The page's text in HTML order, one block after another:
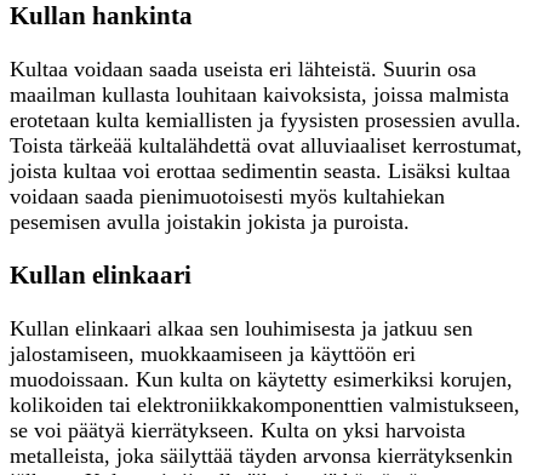
Kullan hankinta
Kultaa voidaan saada useista eri lähteistä. Suurin osa
maailman kullasta louhitaan kaivoksista, joissa malmista
erotetaan kulta kemiallisten ja fyysisten prosessien avulla.
Toista tärkeää kultalähdettä ovat alluviaaliset kerrostumat,
joista kultaa voi erottaa sedimentin seasta. Lisäksi kultaa
voidaan saada pienimuotoisesti myös kultahiekan
pesemisen avulla joistakin jokista ja puroista.
Kullan elinkaari
Kullan elinkaari alkaa sen louhimisesta ja jatkuu sen
jalostamiseen, muokkaamiseen ja käyttöön eri
muodoissaan. Kun kulta on käytetty esimerkiksi korujen,
kolikoiden tai elektroniikkakomponenttien valmistukseen,
se voi päätyä kierrätykseen. Kulta on yksi harvoista
metalleista, joka säilyttää täyden arvonsa kierrätyksenkin